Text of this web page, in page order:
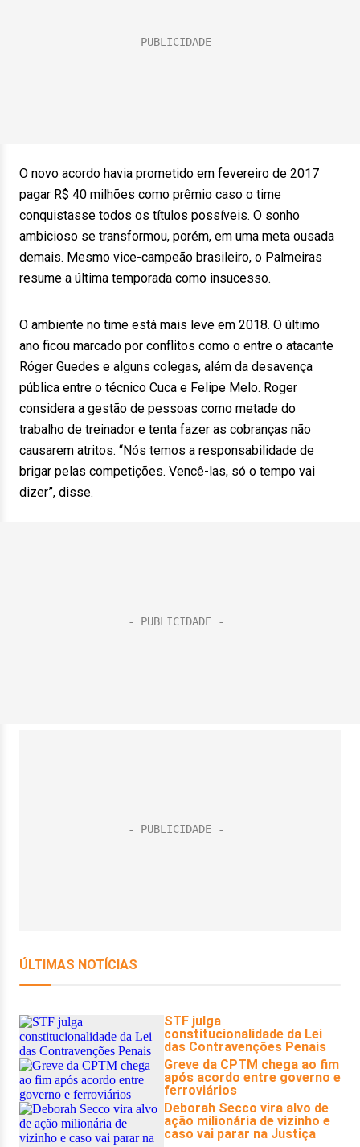
O novo acordo havia prometido em fevereiro de 2017
pagar R$ 40 milhões como prêmio caso o time
conquistasse todos os títulos possíveis. O sonho
ambicioso se transformou, porém, em uma meta ousada
demais. Mesmo vice-campeão brasileiro, o Palmeiras
resume a última temporada como insucesso.
O ambiente no time está mais leve em 2018. O último
ano ficou marcado por conflitos como o entre o atacante
Róger Guedes e alguns colegas, além da desavença
pública entre o técnico Cuca e Felipe Melo. Roger
considera a gestão de pessoas como metade do
trabalho de treinador e tenta fazer as cobranças não
causarem atritos. “Nós temos a responsabilidade de
brigar pelas competições. Vencê-las, só o tempo vai
dizer”, disse.